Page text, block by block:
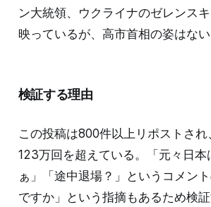
ン大統領、ウクライナのゼレンス
映っているが、高市首相の姿はない
検証する理由
この投稿は800件以上リポストされ
123万回を超えている。「元々日本
ぁ」「途中退場？」というコメン
ですか」という指摘もあるため検証